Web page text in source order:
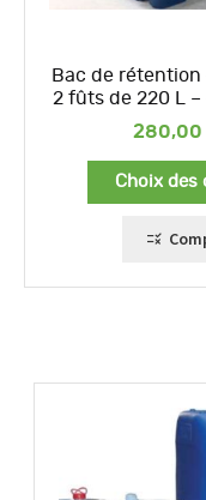
Bac de rétention
2 fûts de 220 L –
280,00
Choix des